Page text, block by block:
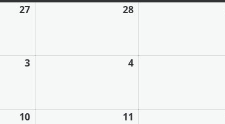
27 28
3 4
10 11